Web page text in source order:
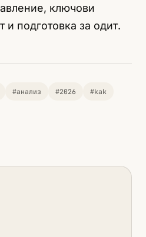
ключови
и подготовка за одит.
#анализ #2026 #kak